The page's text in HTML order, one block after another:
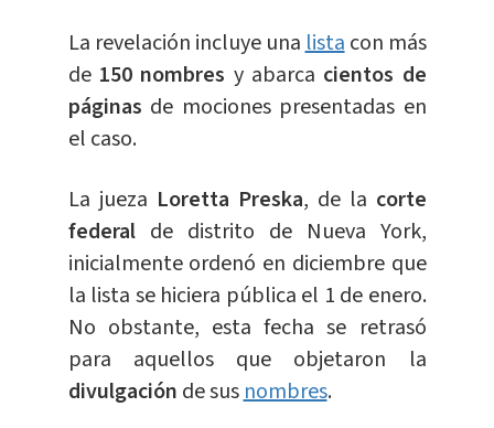
La revelación incluye unalistacon más
de 150 nombres y abarca cientos de
páginas de mociones presentadas en
el caso.
La jueza Loretta Preska, de la corte
federal de distrito de Nueva York,
inicialmente ordenó en diciembre que
la lista se hiciera pública el 1 de enero.
No obstante, esta fecha se retrasó
para aquellos que objetaron la
divulgación de susnombres.